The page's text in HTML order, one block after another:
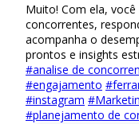
Muito! Com ela,
concorrentes,
acompanha o
prontos e insights
#analise de
#engajamento #
#instagram #
#planejamento de